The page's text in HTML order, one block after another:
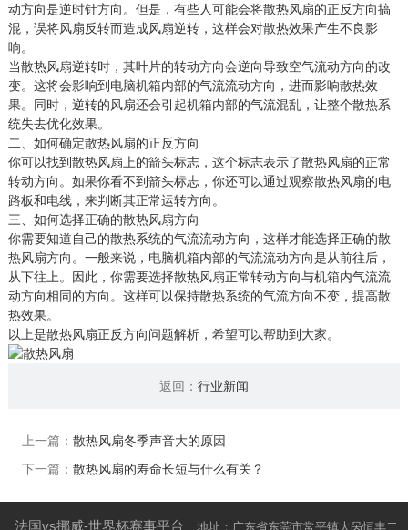
动方向是逆时针方向。但是，有些人可能会将散热风扇的正反方向搞
混，误将风扇反转而造成风扇逆转，这样会对散热效果产生不良影
响。
当散热风扇逆转时，其叶片的转动方向会逆向导致空气流动方向的改
变。这将会影响到电脑机箱内部的气流流动方向，进而影响散热效
果。同时，逆转的风扇还会引起机箱内部的气流混乱，让整个散热系
统失去优化效果。
二、如何确定散热风扇的正反方向
你可以找到散热风扇上的箭头标志，这个标志表示了散热风扇的正常
转动方向。如果你看不到箭头标志，你还可以通过观察散热风扇的电
路板和电线，来判断其正常运转方向。
三、如何选择正确的散热风扇方向
你需要知道自己的散热系统的气流流动方向，这样才能选择正确的散
热风扇方向。一般来说，电脑机箱内部的气流流动方向是从前往后，
从下往上。因此，你需要选择散热风扇正常转动方向与机箱内气流流
动方向相同的方向。这样可以保持散热系统的气流方向不变，提高散
热效果。
以上是散热风扇正反方向问题解析，希望可以帮助到大家。
返回： 行业新闻
上一篇： 散热风扇冬季声音大的原因
下一篇： 散热风扇的寿命长短与什么有关？
法国vs挪威-世界杯赛事平台 地址：广东省东莞市常平镇大呙恒丰二